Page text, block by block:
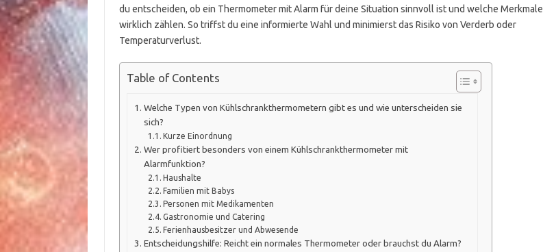
du entscheiden, ob ein Thermometer mit Alarm für deine Situation sinnvoll ist und welche Merkmale
wirklich zählen. So triffst du eine informierte Wahl und minimierst das Risiko von Verderb oder
Temperaturverlust.
Table of Contents
Welche Typen von Kühlschrankthermometern gibt es und wie unterscheiden sie
sich?
Kurze Einordnung
Wer profitiert besonders von einem Kühlschrankthermometer mit
Alarmfunktion?
Haushalte
Familien mit Babys
Personen mit Medikamenten
Gastronomie und Catering
Ferienhausbesitzer und Abwesende
Entscheidungshilfe: Reicht ein normales Thermometer oder brauchst du Alarm?